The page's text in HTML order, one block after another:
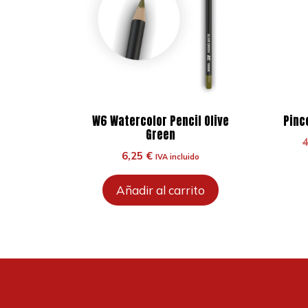
W6 Watercolor Pencil Olive
Green
6,25 € IVA incluido
Añadir al carrito